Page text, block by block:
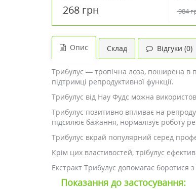
268 грн
Life
984
Опис Склад Відгуки (0)
Трибулус — тропічна лоза, поширена в
підтримці репродуктивної функції.
Трибулус від Нау Фудс можна
Трибулус позитивно впливає на
підсилює бажання, нормалізує роботу
Трибулус вкрай популярний серед
Крім цих властивостей, трібулус
Екстракт Трибулус допомагає боротися
Показання до застосування: